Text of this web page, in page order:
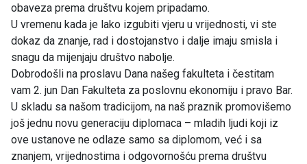
obaveza prema društvu kojem pripadamo.
U vremenu kada je lako izgubiti vjeru u vrijednosti, vi ste
dokaz da znanje, rad i dostojanstvo i dalje imaju smisla i
snagu da mijenjaju društvo nabolje.
Dobrodošli na proslavu Dana našeg fakulteta i čestitam
vam 2. jun Dan Fakulteta za poslovnu ekonomiju i pravo Bar.
U skladu sa našom tradicijom, na naš praznik promovišemo
još jednu novu generaciju diplomaca – mladih ljudi koji iz
ove ustanove ne odlaze samo sa diplomom, već i sa
znanjem, vrijednostima i odgovornošću prema društvu